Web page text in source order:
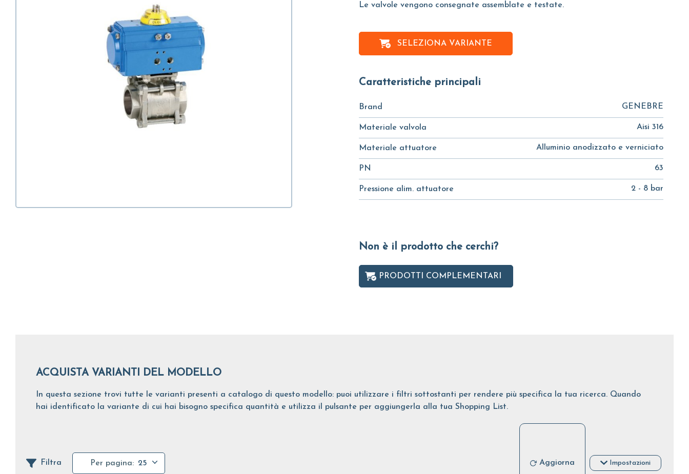
Le valvole vengono consegnate assemblate e testate.
SELEZIONA VARIANTE
Caratteristiche principali
Brand GENEBRE
Materiale valvola Aisi 316
Materiale attuatore Alluminio anodizzato e verniciato
PN 63
Pressione alim. attuatore 2 - 8 bar
Non è il prodotto che cerchi?
PRODOTTI COMPLEMENTARI
ACQUISTA VARIANTI DEL MODELLO
In questa sezione trovi tutte le varianti presenti a catalogo di questo modello: puoi utilizzare i filtri sottostanti per rendere più specifica la tua ricerca. Quando
hai identificato la variante di cui hai bisogno specifica quantità e utilizza il pulsante per aggiungerla alla tua Shopping List.
Filtra Per pagina: 25 Aggiorna Impostazioni